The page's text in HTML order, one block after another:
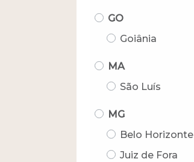
GO
Goiânia
MA
São Luís
MG
Belo Horizonte
Juiz de Fora